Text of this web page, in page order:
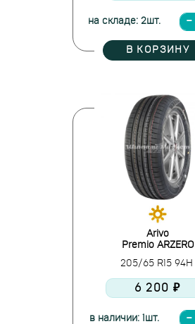
на складе: 2шт.
В КОРЗИНУ
Arivo
Premio ARZERO
205/65 R15 94H
6 200 ₽
в наличии: 1шт.